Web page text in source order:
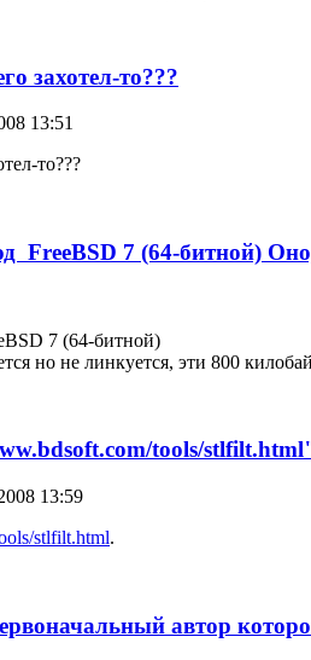
захотел-то???
13:51
то???
FreeBSD 7 (64-битной)
7 (64-битной)
но не линкуется, эти 800
tools/
13:59
stlfilt.html.
автор